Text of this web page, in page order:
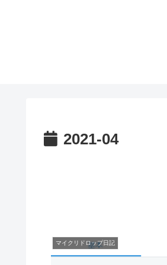
2021-04
マイクリドロップ日記